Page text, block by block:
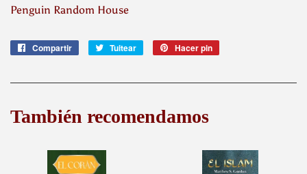
Penguin Random House
Compartir
CompartirTuitear
Tuitear Hacer pin
También recomendamos